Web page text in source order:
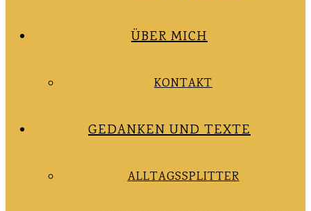
ÜBER MICH
KONTAKT
GEDANKEN UND TEXTE
ALLTAGSSPLITTER